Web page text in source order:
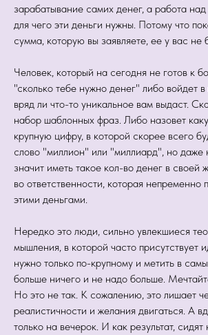
зарабатывание самих денег, а работа
для чего эти деньги нужны. Потому что
сумма, которую вы заявляете, ее у вас не
Человек, который на сегодня не готов к
"сколько тебе нужно денег" либо войдет
вряд ли что-то уникальное вам выдаст.
набор шаблонных фраз. Либо назовет
крупную цифру, в которой скорее всего
слово "миллион" или "миллиард", но даже
значит иметь такое кол-во денег в своей
во ответственности, которая непременно
этими деньгами.
Нередко это люди, сильно увлекшиеся
мышления, в которой часто присутствует
нужно только по-крупному и метить в
больше ничего и не надо больше.
Но это не так. К сожалению, это лишает
реалистичности и желания двигаться. А
только на вечерок. И как результат,